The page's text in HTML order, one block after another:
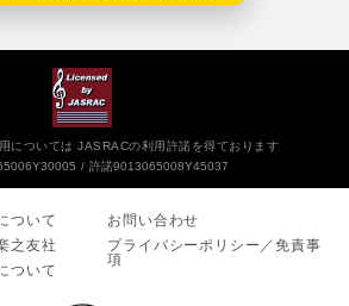
については JASRACの利用許諾を得ております
許諾9013065008Y45037
ついて
之友社
ついて
お問い合わせ
プライバシーポリシー／免責事
項